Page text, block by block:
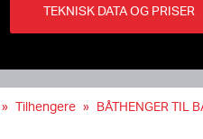
TEKNISK DATA OG PRISER
Tilhengere BÅTHENGER TIL